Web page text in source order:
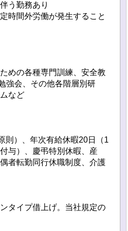
う勤務あり
時間外労働が発生すること
めの各種専門訓練、安全教
強会、その他各階層別研
など
則）、年次有給休暇20日（1
与）、慶弔特別休暇、産
者転勤同行休職制度、介護
タイプ借上げ。当社規定の